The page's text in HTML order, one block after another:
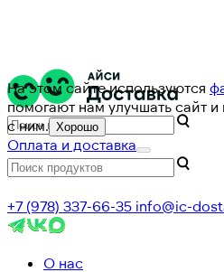
На этом сайте используются
помогают нам улучшать сайт
с ним. Хорошо
Оплата и доставка
+7 (978) 337-66-35 info@ic-
О нас